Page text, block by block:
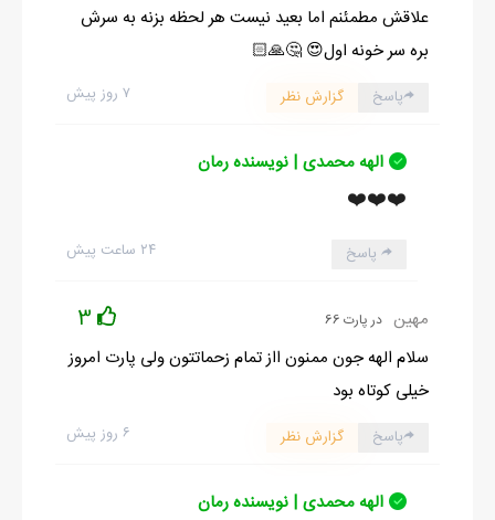
علاقش مطمئنم اما بعید نیست هر لحظه بزنه به سرش
بره سر خونه اول😍 🤔🙏🏻
۷ روز پیش پاسخ گزارش نظر
الهه محمدی | نویسنده رمان
❤️❤️❤️
۲۴ ساعت پیش پاسخ
مهین در پارت 66 3
سلام الهه جون ممنون ااز تمام زحماتتون ولی پارت امروز
خیلی کوتاه بود
۶ روز پیش پاسخ گزارش نظر
الهه محمدی | نویسنده رمان